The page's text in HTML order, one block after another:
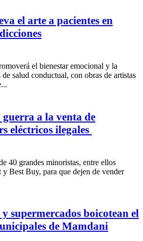
el arte a pacientes en
el bienestar emocional y la
salud conductual, con obras de artistas
a la venta de
eléctricos ilegales
40 grandes minoristas, entre ellos
Best Buy, para que dejen de vender
supermercados boicotean el
de Mamdani